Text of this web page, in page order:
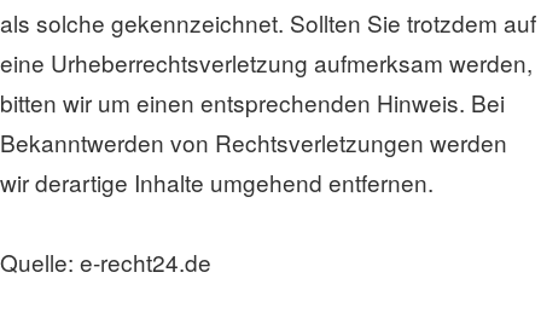
als solche gekennzeichnet. Sollten Sie trotzdem auf
eine Urheberrechtsverletzung aufmerksam werden,
bitten wir um einen entsprechenden Hinweis. Bei
Bekanntwerden von Rechtsverletzungen werden
wir derartige Inhalte umgehend entfernen.
Quelle: e-recht24.de